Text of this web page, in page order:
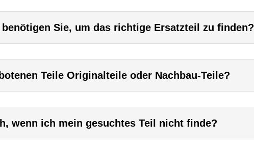
benötigen Sie, um das richtige Ersatzteil zu finden?
Teile Originalteile oder Nachbau-Teile?
wenn ich mein gesuchtes Teil nicht finde?